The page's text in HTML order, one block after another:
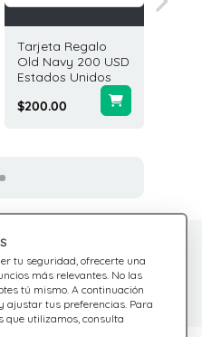
Tarjeta Regalo
Old Navy 200 USD
Estados Unidos
$200.00
tu seguridad, ofrecerte una
más relevantes. No las
tú mismo. A continuación
ajustar tus preferencias. Para
que utilizamos, consulta
Consulta nuestras
preguntas frecuentes